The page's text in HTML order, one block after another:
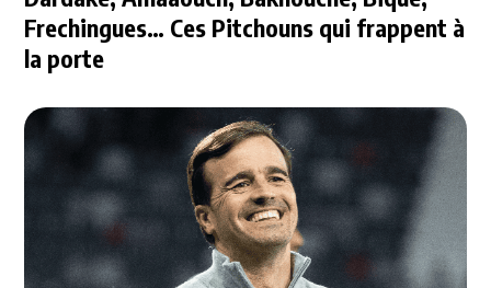
Frechingues… Ces Pitchouns qui frappent à
la porte